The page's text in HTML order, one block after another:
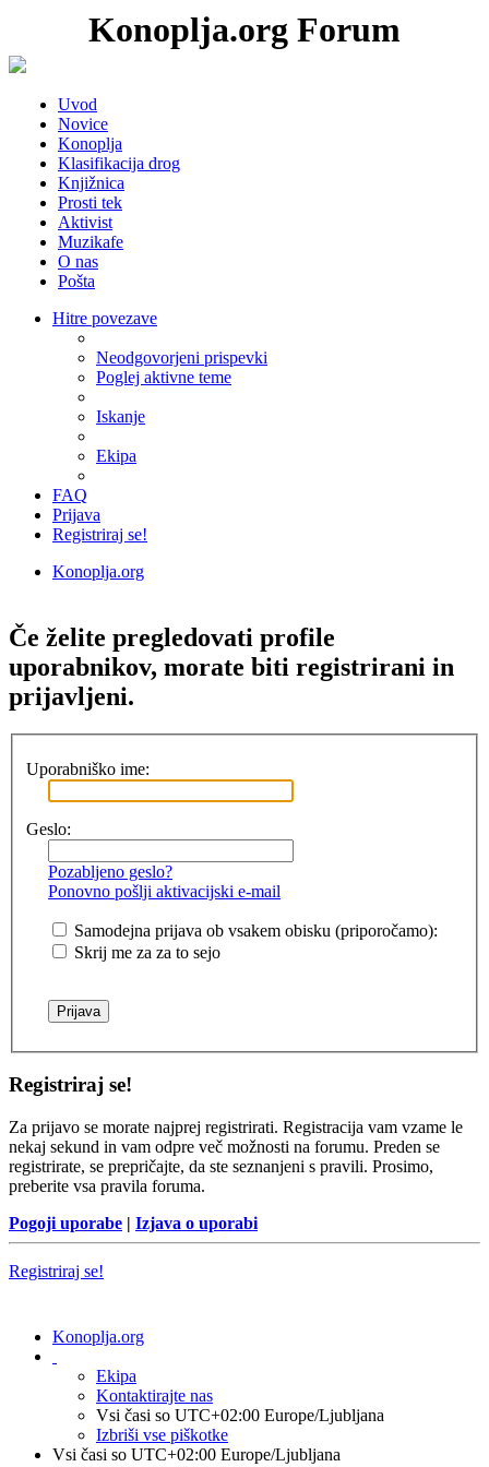
Konoplja.org Forum
Uvod
Novice
Konoplja
Klasifikacija drog
Knjižnica
Prosti tek
Aktivist
Muzikafe
O nas
Pošta
Hitre povezave
Neodgovorjeni prispevki
Poglej aktivne teme
Iskanje
Ekipa
FAQ
Prijava
Registriraj se!
Konoplja.org
Če želite pregledovati profile
uporabnikov, morate biti registrirani in
prijavljeni.
Uporabniško ime:
Geslo:
Pozabljeno geslo?
Ponovno pošlji aktivacijski e-mail
Samodejna prijava ob vsakem obisku (priporočamo):
Skrij me za za to sejo
Registriraj se!
Za prijavo se morate najprej registrirati. Registracija vam vzame le
nekaj sekund in vam odpre več možnosti na forumu. Preden se
registrirate, se prepričajte, da ste seznanjeni s pravili. Prosimo,
preberite vsa pravila foruma.
Pogoji uporabe | Izjava o uporabi
Registriraj se!
Konoplja.org
Ekipa
Kontaktirajte nas
Vsi časi so UTC+02:00 Europe/Ljubljana
Izbriši vse piškotke
Vsi časi so UTC+02:00 Europe/Ljubljana